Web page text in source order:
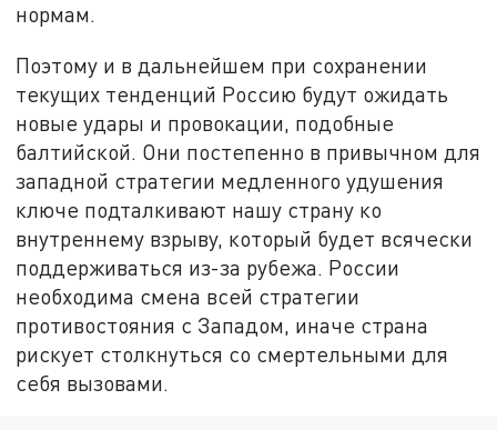
нормам.
Поэтому и в дальнейшем при сохранении
текущих тенденций Россию будут ожидать
новые удары и провокации, подобные
балтийской. Они постепенно в привычном для
западной стратегии медленного удушения
ключе подталкивают нашу страну ко
внутреннему взрыву, который будет всячески
поддерживаться из-за рубежа. России
необходима смена всей стратегии
противостояния с Западом, иначе страна
рискует столкнуться со смертельными для
себя вызовами.